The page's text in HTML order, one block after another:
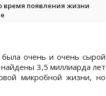
время появления жизни
была очень и очень сырой
3,5 миллиарда лет
микробной жизни, но